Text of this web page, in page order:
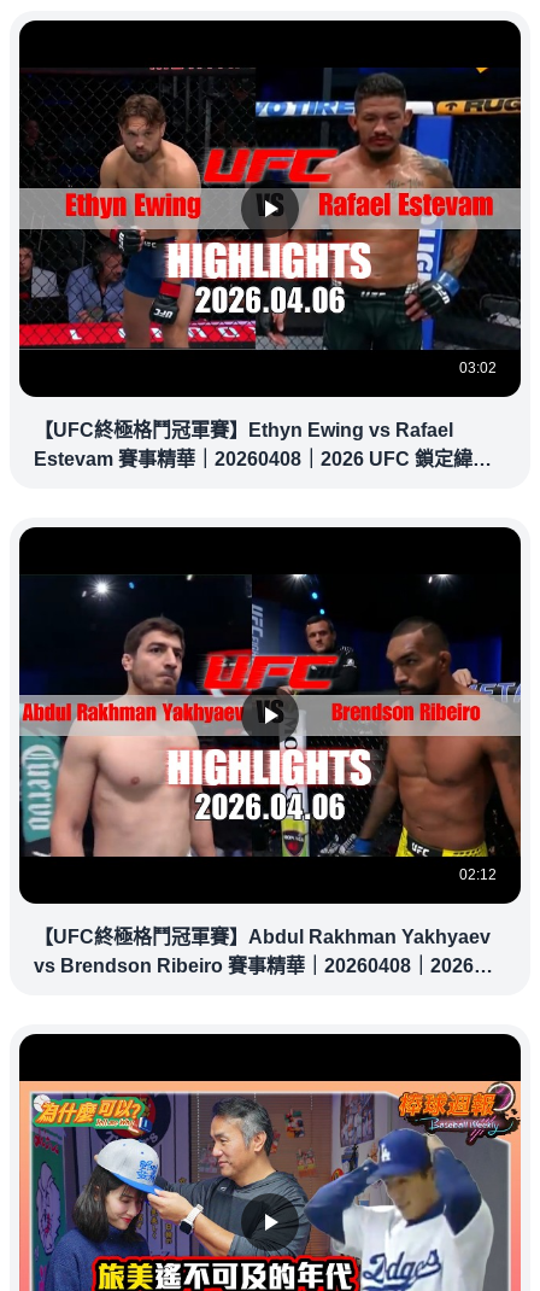
03:02
【UFC終極格鬥冠軍賽】Ethyn Ewing vs Rafael
Estevam 賽事精華｜20260408｜2026 UFC 鎖定緯
02:12
【UFC終極格鬥冠軍賽】Abdul Rakhman Yakhyaev
vs Brendson Ribeiro 賽事精華｜20260408｜2026